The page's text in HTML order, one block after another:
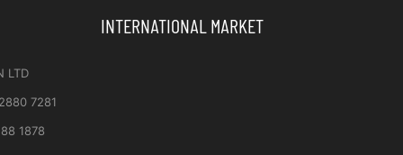
LTD
7281
1878
INTERNATIONAL MARKET